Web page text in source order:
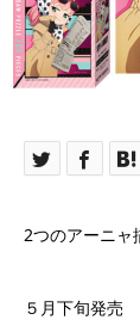
2つのアーニャ
５月下旬発売